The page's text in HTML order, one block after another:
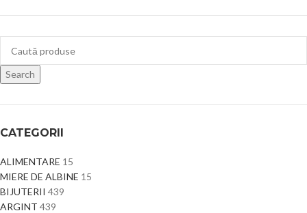
Search
CATEGORII
ALIMENTARE 15
MIERE DE ALBINE 15
BIJUTERII 439
ARGINT 439